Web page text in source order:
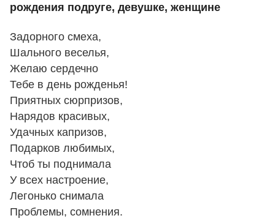
рождения подруге, девушке, женщине
Задорного смеха,
Шального веселья,
Желаю сердечно
Тебе в день рожденья!
Приятных сюрпризов,
Нарядов красивых,
Удачных капризов,
Подарков любимых,
Чтоб ты поднимала
У всех настроение,
Легонько снимала
Проблемы, сомнения.